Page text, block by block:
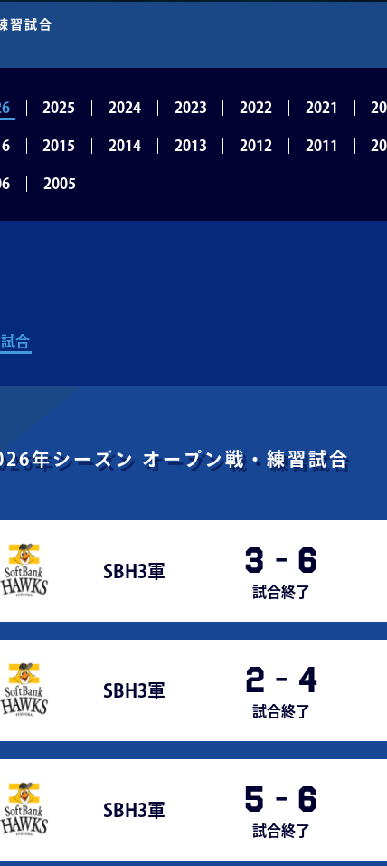
習試合
2025 2024 2023 2022 2021
2015 2014 2013 2012 2011
2005
合
年シーズン オープン戦・練習試合
SBH3軍 3 - 6
試合終了
SBH3軍 2 - 4
試合終了
SBH3軍 5 - 6
試合終了